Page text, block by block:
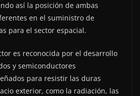
así la posición de ambas
en el suministro de
para el sector espacial.
es reconocida por el desarrollo
y semiconductores
para resistir las duras
exterior, como la radiación, las